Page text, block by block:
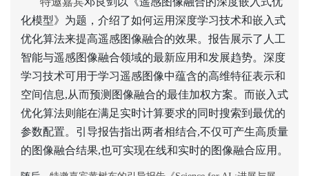
化模型》为题，介绍了如何运用深度学习技术和嵌入式
优化算法来提高遥感图像融合的效果。报告展示了人工
智能与遥感图像融合领域的最新应用和发展趋势。深度
学习技术可用于学习遥感图像中蕴含的高维特征表示和
空间信息,从而预测图像融合的最佳加权方案。而嵌入式
优化算法则能在满足实时计算要求的同时搜索到最优的
参数配置。引导报告指出两者相结合,不仅可产生高质量
的图像融合结果,也可实现在线和实时的图像融合应用。